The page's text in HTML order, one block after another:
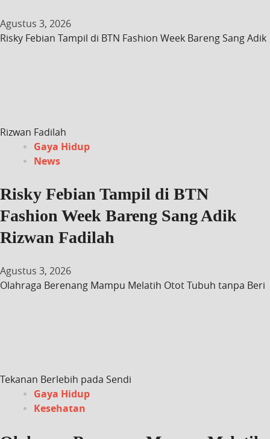
Agustus 3, 2026
Risky Febian Tampil di BTN Fashion Week Bareng Sang Adik
Rizwan Fadilah
Gaya Hidup
News
Risky Febian Tampil di BTN
Fashion Week Bareng Sang Adik
Rizwan Fadilah
Agustus 3, 2026
Olahraga Berenang Mampu Melatih Otot Tubuh tanpa Beri
Tekanan Berlebih pada Sendi
Gaya Hidup
Kesehatan